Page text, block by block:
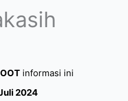
informasi ini
2024